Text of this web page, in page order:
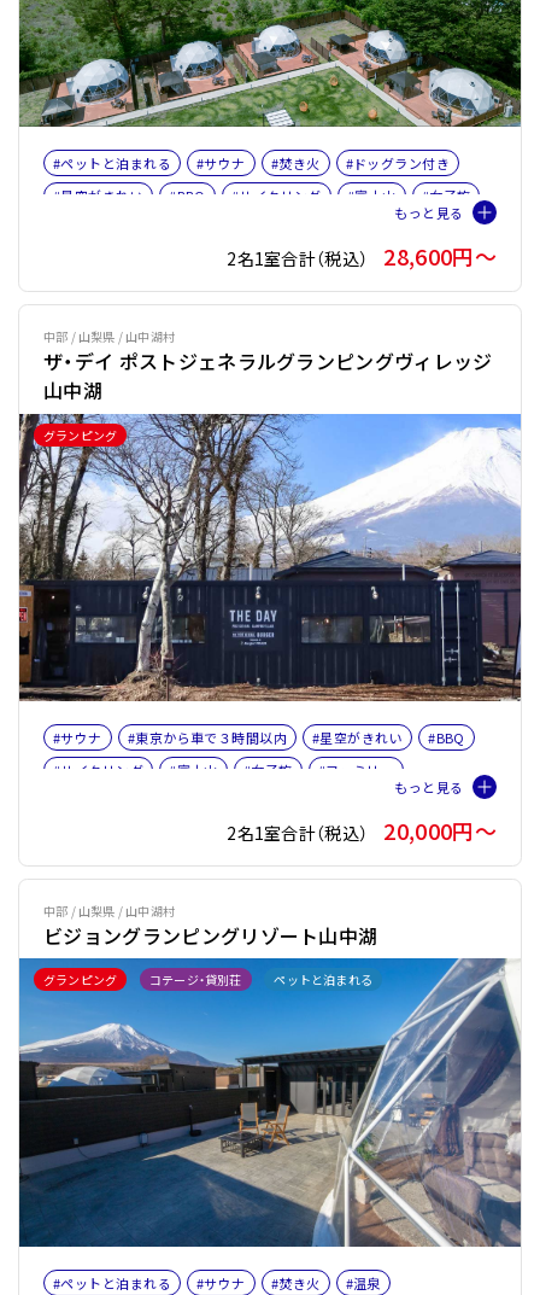
#ペットと泊まれる #サウナ #焚き火
#ドッグラン付き
#星空がきれい
#BBQ #サイクリング #富士山
#女子旅
#バレルサウナ
2名1室合計（税込） 28,600円〜
グランピング
中部 / 山梨県 / 山中湖村
ザ・デイ ポストジェネラルグランピングヴィレッジ
山中湖
#サウナ #東京から車で３時間以内 #星空がきれい
#BBQ
#サイクリング
#富士山 #女子旅
#ファミリー
2名1室合計（税込） 20,000円〜
グランピング コテージ・貸別荘 ペットと泊まれる
中部 / 山梨県 / 山中湖村
ビジョングランピングリゾート山中湖
#ペットと泊まれる #サウナ #焚き火
#温泉